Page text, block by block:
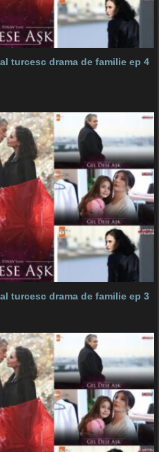
turcesc drama de familie ep 4
turcesc drama de familie ep 3